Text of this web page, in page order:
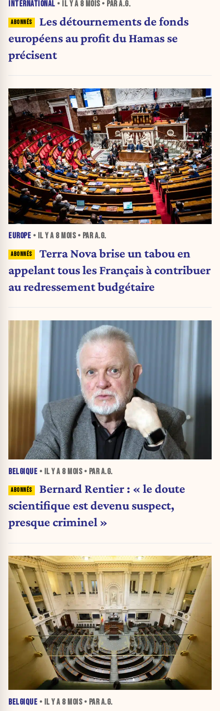
INTERNATIONAL • IL Y A 8 MOIS• PAR A.G.
Les détournements de fonds
européens au profit du Hamas se
précisent
EUROPE • IL Y A 8 MOIS• PAR A.G.
Terra Nova brise un tabou en
appelant tous les Français à contribuer
au redressement budgétaire
BELGIQUE • IL Y A 8 MOIS• PAR A.G.
Bernard Rentier : « le doute
scientifique est devenu suspect,
presque criminel »
BELGIQUE • IL Y A 8 MOIS• PAR A.G.